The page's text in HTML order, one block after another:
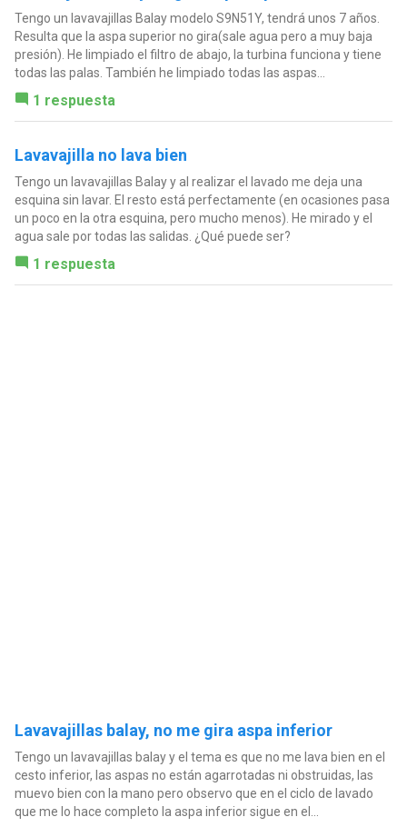
Tengo un lavavajillas Balay modelo S9N51Y, tendrá unos 7 años.
Resulta que la aspa superior no gira(sale agua pero a muy baja
presión). He limpiado el filtro de abajo, la turbina funciona y tiene
todas las palas. También he limpiado todas las aspas...
1 respuesta
Lavavajilla no lava bien
Tengo un lavavajillas Balay y al realizar el lavado me deja una
esquina sin lavar. El resto está perfectamente (en ocasiones pasa
un poco en la otra esquina, pero mucho menos). He mirado y el
agua sale por todas las salidas. ¿Qué puede ser?
1 respuesta
Lavavajillas balay, no me gira aspa inferior
Tengo un lavavajillas balay y el tema es que no me lava bien en el
cesto inferior, las aspas no están agarrotadas ni obstruidas, las
muevo bien con la mano pero observo que en el ciclo de lavado
que me lo hace completo la aspa inferior sigue en el...